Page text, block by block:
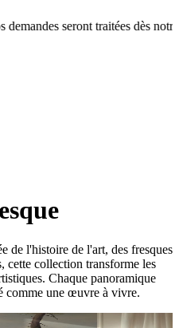
seront traitées dès notre
de l'histoire de l'art, des fresques
cette collection transforme les
Chaque panoramique
comme une œuvre à vivre.